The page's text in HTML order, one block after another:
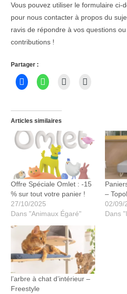
Vous pouvez utiliser le formulaire ci-
pour nous contacter à propos du
ravis de répondre à vos questions
contributions !
Partager :
Articles similaires
Offre Spéciale Omlet : -15
% sur tout votre panier !
27/10/2025
Dans "Animaux Égaré"
–
02/09/
Dans
l’arbre à chat d’intérieur –
Freestyle